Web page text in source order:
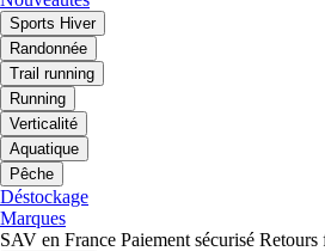
Sports Hiver
Randonnée
Trail running
Running
Verticalité
Aquatique
Pêche
Déstockage
Marques
SAV en France Paiement sécurisé Retours